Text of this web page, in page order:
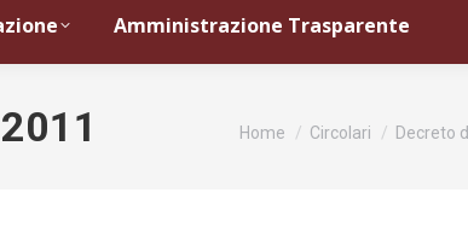
Amministrazione Trasparente
Tu sei qui:
Home Circolari Decreto